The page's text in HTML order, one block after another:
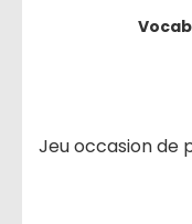
Jeu occasion de